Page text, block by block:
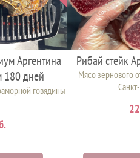
Аргентина
180 дней
говядины
Рибай стейк
Мясо зернового